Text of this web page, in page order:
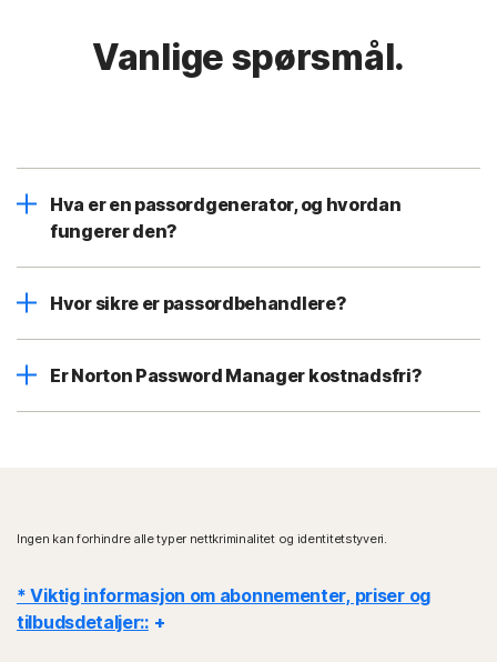
Vanlige spørsmål.
Hva er en passordgenerator, og hvordan
fungerer den?
Hvor sikre er passordbehandlere?
Er Norton Password Manager kostnadsfri?
Ingen kan forhindre alle typer nettkriminalitet og identitetstyveri.
* Viktig informasjon om abonnementer, priser og
tilbudsdetaljer::